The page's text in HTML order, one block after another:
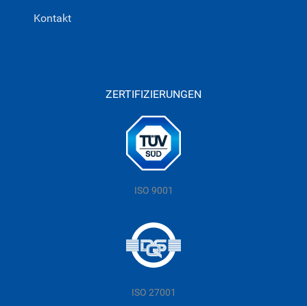
Kontakt
ZERTIFIZIERUNGEN
ISO 9001
ISO 27001